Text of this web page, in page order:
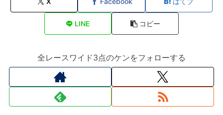
LINE コピー
全レースワイド3点のケンをフォローする